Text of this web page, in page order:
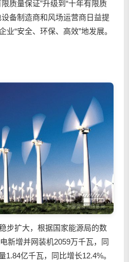
质量保证”升级到“十年有限质
备制造商和风场运营商日益提
“安全、环保、高效”地发展。
扩大，根据国家能源局的数
新增并网装机2059万千瓦，同
1.84亿千瓦，同比增长12.4%。